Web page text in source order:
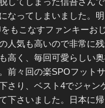
なってしまいました。
もこなすファンキーお
人気も高いので非常に
高く、毎回可愛らしい
前々回の楽SPOフット
さり、ベスト4でジャン
下さいました。日本に